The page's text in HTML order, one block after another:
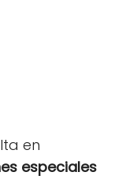
en
especiales